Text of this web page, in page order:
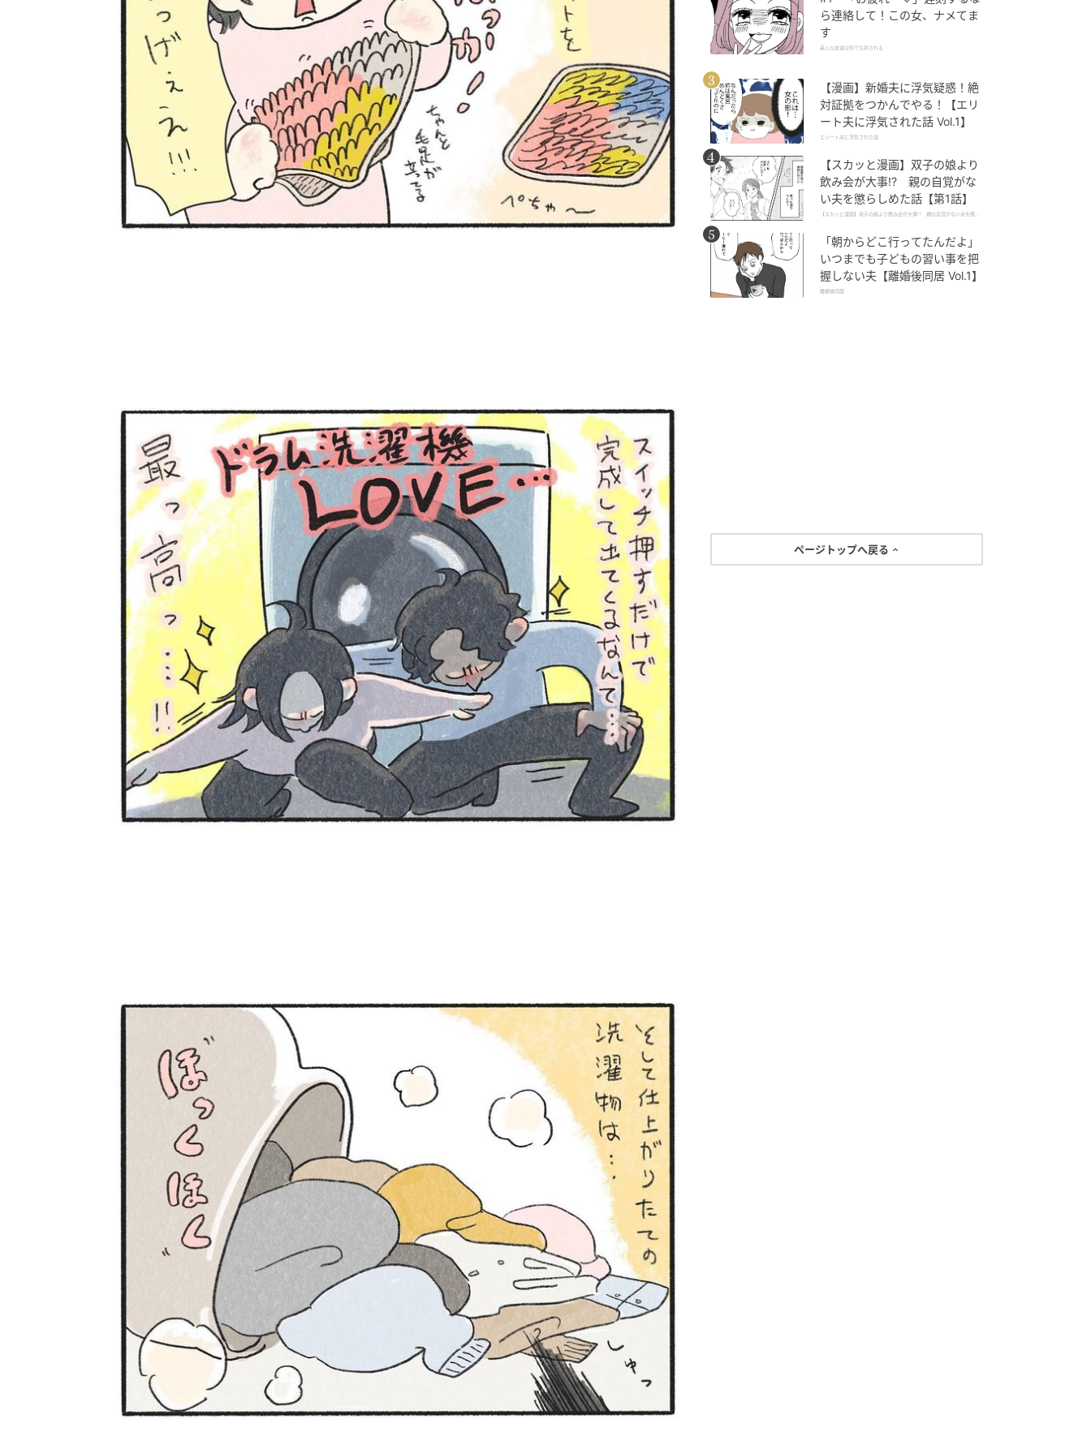
ら連絡して！この女、ナメてま
す
美人な友達は何でも許される
【漫画】新婚夫に浮気疑惑！絶
対証拠をつかんでやる！【エリ
ート夫に浮気された話 Vol.1】
エリート夫に浮気された話
【スカッと漫画】双子の娘より
飲み会が大事!? 親の自覚がな
い夫を懲らしめた話【第1話】
【スカッと漫画】双子の娘より飲み会が大事!? 親の自覚がない夫を懲ら
「朝からどこ行ってたんだよ」
いつまでも子どもの習い事を把
握しない夫【離婚後同居 Vol.1】
離婚後同居
ページトップへ戻る